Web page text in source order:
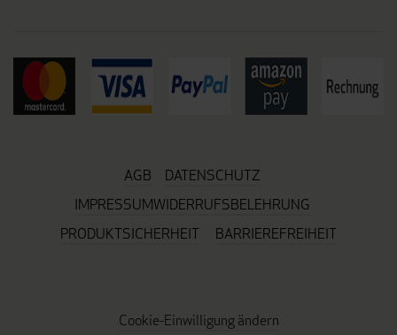
AGB
DATENSCHUTZ
IMPRESSUMWIDERRUFSBELEHRUNG
PRODUKTSICHERHEIT
BARRIEREFREIHEIT
Cookie-Einwilligung ändern